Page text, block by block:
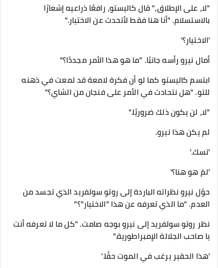
"لا، على الإطلاق،" قال كاليستو، رافعًا ذراعيه إشعارًا
بالاستسلام. "أنا هنا فقط لأتحدث عن الاختيار."
'الاختيار؟'
أمال نيرو رأسه جانبًا. "ما هو هذا الأمر مجددًا؟"
ابتسم كاليستو كما لو أن فكرة لامعة قد لمعت في ذهنه
للتو. "هل نتحادث في الأمر على فنجان من الشاي؟"
"لا، لن يكون ذلك ضروريًا."
لم يكن هذا نيرو.
'تسك.'
'لمَ هو هنا؟'
حوّل نيرو نظراته الباردة إلى روتو سولفريد الذي تجسد من
العدم. "ما الذي تعرفه عن هذا "الاختيار"؟"
نظر روتو سولفريد إلى نيرو بوجه صامت. "كل ما لا تعرفه أنت
يا صاحب الجلالة الإمبراطورية."
'هذا الحقير يرغب في الموت حقًا.'